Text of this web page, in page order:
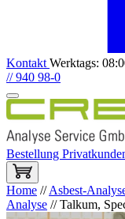
Kontakt Werktags:
// 940 98-0
Bestellung
Home //Asbest-
Analyse //Talkum,